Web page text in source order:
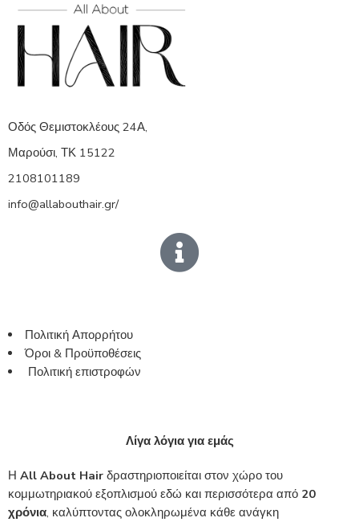
Οδός Θεμιστοκλέους 24Α,
Μαρούσι, ΤΚ 15122
2108101189
info@allabouthair.gr/
Πολιτική Απορρήτου
Όροι & Προϋποθέσεις
Πολιτική επιστροφών
Λίγα λόγια για εμάς
Η All About Hair δραστηριοποιείται στον χώρο του
κομμωτηριακού εξοπλισμού εδώ και περισσότερα από 20
χρόνια, καλύπτοντας ολοκληρωμένα κάθε ανάγκη